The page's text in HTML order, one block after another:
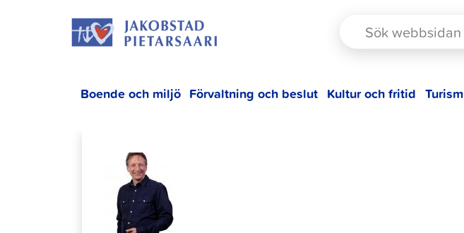
Boende och miljö Förvaltning och beslut Kultur och fritid Turism